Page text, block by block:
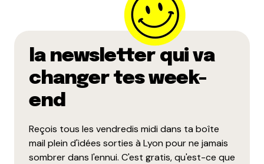
la newsletter qui va
changer tes week-
end
Reçois tous les vendredis midi dans ta boîte
mail plein d'idées sorties à Lyon pour ne jamais
sombrer dans l'ennui. C'est gratis, qu'est-ce que